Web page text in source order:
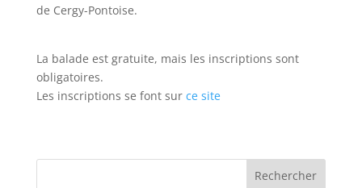
de Cergy-Pontoise.
La balade est gratuite, mais les inscriptions sont
obligatoires.
Les inscriptions se font sur ce site
Rechercher